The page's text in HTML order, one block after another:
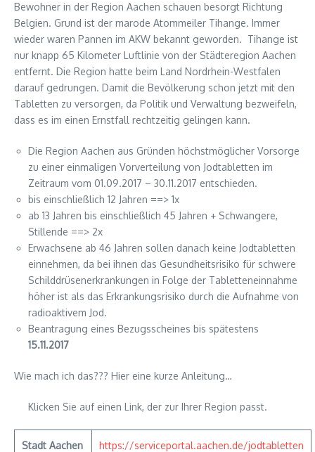
Bewohner in der Region Aachen schauen besorgt Richtung
Belgien. Grund ist der marode Atommeiler Tihange. Immer
wieder waren Pannen im AKW bekannt geworden. Tihange ist
nur knapp 65 Kilometer Luftlinie von der Städteregion Aachen
entfernt. Die Region hatte beim Land Nordrhein-Westfalen
darauf gedrungen. Damit die Bevölkerung schon jetzt mit den
Tabletten zu versorgen, da Politik und Verwaltung bezweifeln,
dass es im einen Ernstfall rechtzeitig gelingen kann.
Die Region Aachen aus Gründen höchstmöglicher Vorsorge
zu einer einmaligen Vorverteilung von Jodtabletten im
Zeitraum vom 01.09.2017 – 30.11.2017 entschieden.
bis einschließlich 12 Jahren ==> 1x
ab 13 Jahren bis einschließlich 45 Jahren + Schwangere,
Stillende ==> 2x
Erwachsene ab 46 Jahren sollen danach keine Jodtabletten
einnehmen, da bei ihnen das Gesundheitsrisiko für schwere
Schilddrüsenerkrankungen in Folge der Tabletteneinnahme
höher ist als das Erkrankungsrisiko durch die Aufnahme von
radioaktivem Jod.
Beantragung eines Bezugsscheines bis spätestens
15.11.2017
Wie mach ich das??? Hier eine kurze Anleitung…
Klicken Sie auf einen Link, der zur Ihrer Region passt.
Stadt Aachen https://serviceportal.aachen.de/jodtabletten